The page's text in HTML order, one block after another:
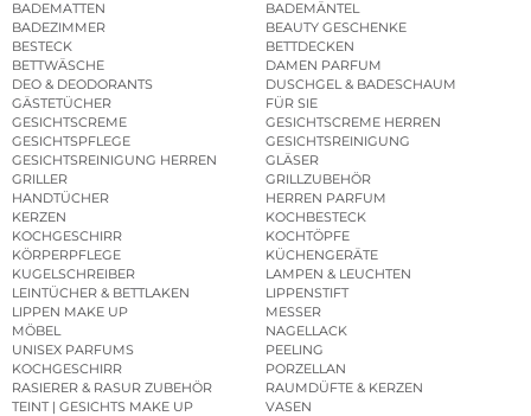
BADEMATTEN
BADEMÄNTEL
BADEZIMMER
BEAUTY GESCHENKE
BESTECK
BETTDECKEN
BETTWÄSCHE
DAMEN PARFUM
DEO & DEODORANTS
DUSCHGEL & BADESCHAUM
GÄSTETÜCHER
FÜR SIE
GESICHTSCREME
GESICHTSCREME HERREN
GESICHTSPFLEGE
GESICHTSREINIGUNG
GESICHTSREINIGUNG HERREN
GLÄSER
GRILLER
GRILLZUBEHÖR
HANDTÜCHER
HERREN PARFUM
KERZEN
KOCHBESTECK
KOCHGESCHIRR
KOCHTÖPFE
KÖRPERPFLEGE
KÜCHENGERÄTE
KUGELSCHREIBER
LAMPEN & LEUCHTEN
LEINTÜCHER & BETTLAKEN
LIPPENSTIFT
LIPPEN MAKE UP
MESSER
MÖBEL
NAGELLACK
UNISEX PARFUMS
PEELING
KOCHGESCHIRR
PORZELLAN
RASIERER & RASUR ZUBEHÖR
RAUMDÜFTE & KERZEN
TEINT | GESICHTS MAKE UP
VASEN